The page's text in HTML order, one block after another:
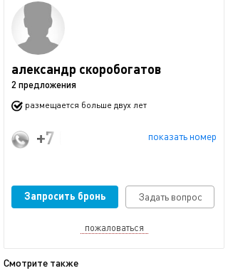
александр скоробогатов
2 предложения
размещается больше двух лет
показать номер
+7 (987) 288-39-98
Запросить бронь Задать вопрос
пожаловаться
Смотрите также